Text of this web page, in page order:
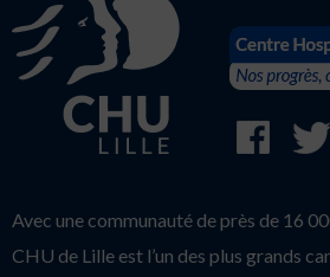
Avec une communauté de près de 16
CHU de Lille est l’un des plus grands